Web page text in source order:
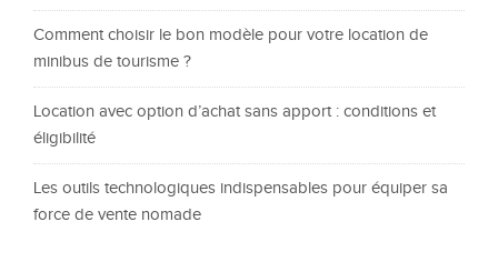
Comment choisir le bon modèle pour votre location de
minibus de tourisme ?
Location avec option d’achat sans apport : conditions et
éligibilité
Les outils technologiques indispensables pour équiper sa
force de vente nomade